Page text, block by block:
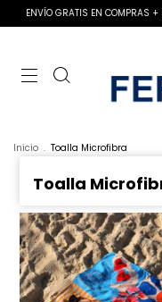
EN COMPRAS + $100.000 ✂️🚀
Inicio . Toalla Microfibra
Toalla